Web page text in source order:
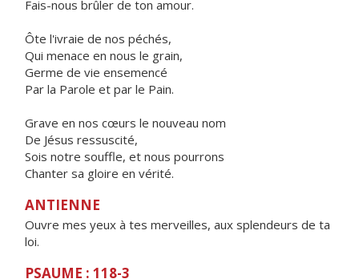
Fais-nous brûler de ton amour.
Ôte l'ivraie de nos péchés,
Qui menace en nous le grain,
Germe de vie ensemencé
Par la Parole et par le Pain.
Grave en nos cœurs le nouveau nom
De Jésus ressuscité,
Sois notre souffle, et nous pourrons
Chanter sa gloire en vérité.
ANTIENNE
Ouvre mes yeux à tes merveilles, aux splendeurs de ta
loi.
PSAUME : 118-3